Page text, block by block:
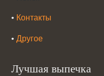
• Контакты
•Другое
Лучшая выпечка